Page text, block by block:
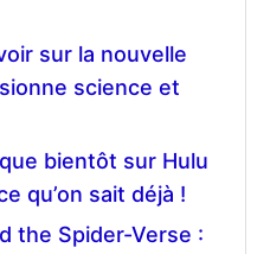
sur la nouvelle
science et
bientôt sur Hulu
qu’on sait déjà !
the Spider-Verse :